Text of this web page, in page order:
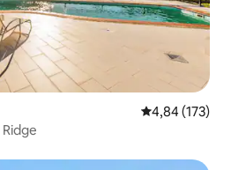
4,84 de uma
4,84 (173)